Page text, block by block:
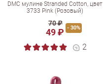
DMC мулине Stranded Cotton, цвет
3733 Pink (Розовый)
70 ₽
49 ₽ - 30%
2